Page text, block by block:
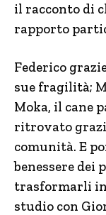
il racconto di
rapporto
Federico
sue fragilità;
Moka, il cane
ritrovato
comunità. E
benessere dei
trasformarli
studio con